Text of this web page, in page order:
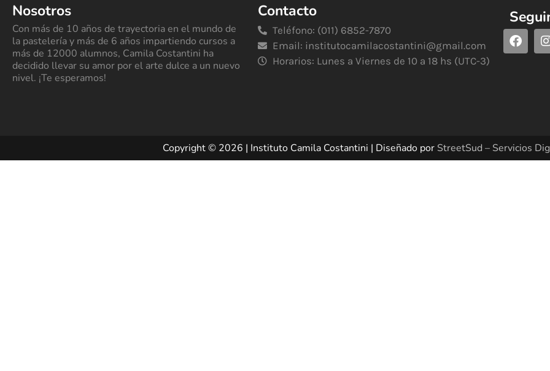
Nosotros
Con más de 10 años de trayectoria en el mundo de
la pastelería y más de 6 años impartiendo cursos a
más de 12000 alumnos, Camila Costantini ha
decidido llevar su amor por el arte dulce a un nuevo
nivel. ¡Te esperamos!
Contacto
Teléfono: (011) 6852-7870
Email: institutocamilacostantini@gmail.com
Horarios: Lunes a Viernes de 10 a 18 hs (UTC-3)
Copyright © 2026 | Instituto Camila Costantini | Diseñado por StreetSud – Servicios